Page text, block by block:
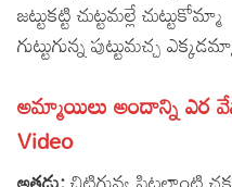
Christianity
Hinduism
Hindi
Lyrics in Hindi –
Lyrics in Hindi –
Tamil
Lyrics in Tamil –
Kannada
జట్టుకట్టి చుట్టమల్లే చుట్టుకోమ్మా
గుట్టుగున్న పుట్టుమచ్చ
అమ్మాయిలు అందాన్ని ఎర
Video